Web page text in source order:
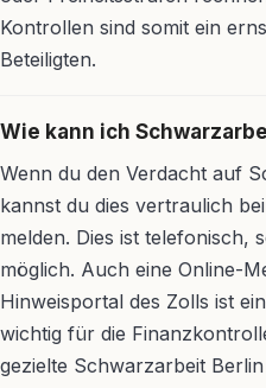
Kontrollen sind somit ein
Beteiligten.
Wie kann ich
Wenn du den Verdacht auf
kannst du dies vertraulich
melden. Dies ist telefonisch,
möglich. Auch eine Online-
Hinweisportal des Zolls ist
wichtig für die
gezielte Schwarzarbeit